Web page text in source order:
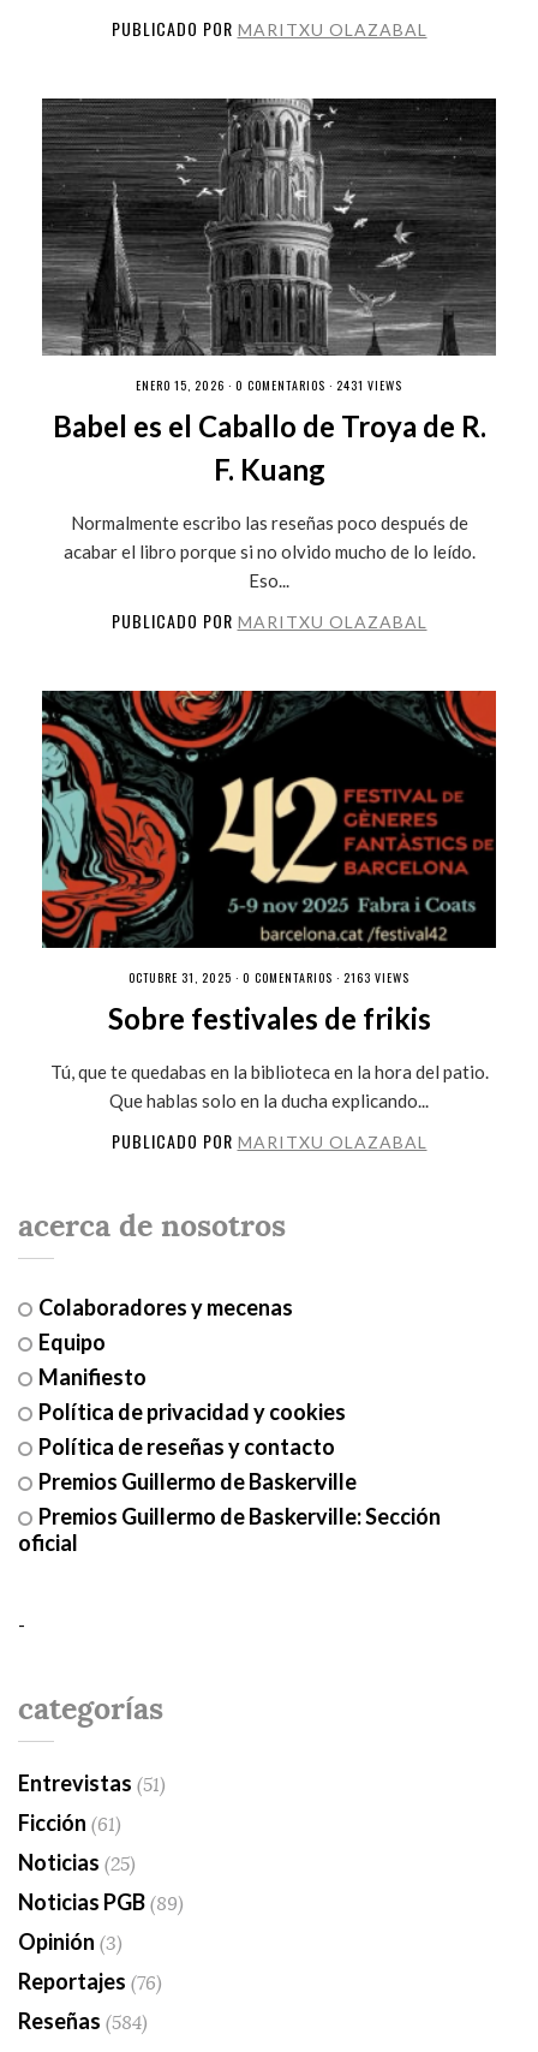
PUBLICADO POR MARITXU OLAZABAL
ENERO 15, 2026 · 0 COMENTARIOS · 2431 VIEWS
Babel es el Caballo de Troya de R.
F. Kuang
Normalmente escribo las reseñas poco después de
acabar el libro porque si no olvido mucho de lo leído.
Eso...
PUBLICADO POR MARITXU OLAZABAL
OCTUBRE 31, 2025 · 0 COMENTARIOS · 2163 VIEWS
Sobre festivales de frikis
Tú, que te quedabas en la biblioteca en la hora del patio.
Que hablas solo en la ducha explicando...
PUBLICADO POR MARITXU OLAZABAL
acerca de nosotros
Colaboradores y mecenas
Equipo
Manifiesto
Política de privacidad y cookies
Política de reseñas y contacto
Premios Guillermo de Baskerville
Premios Guillermo de Baskerville: Sección
oficial
-
categorías
Entrevistas (51)
Ficción (61)
Noticias (25)
Noticias PGB(89)
Opinión (3)
Reportajes (76)
Reseñas (584)